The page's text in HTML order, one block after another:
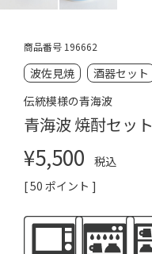
商品番号 196662
波佐見焼
酒器セット
伝統模様の青海波
青海波 焼酎セット
¥5,500
税込
[50 ポイント ]